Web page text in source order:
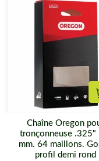
Chaîne Oregon
tronçonneuse .325"
mm. 64 maillons.
profil demi rond